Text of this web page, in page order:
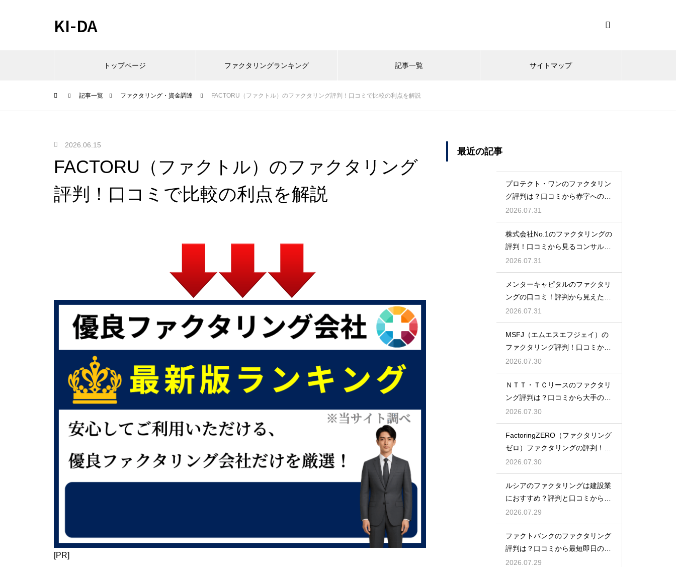
KI-DA
トップページ ファクタリングランキング 記事一覧 サイトマップ
記事一覧 ファクタリング・資金調達 FACTORU（ファクトル）のファクタリング評判！口コミで比較の利点を解説
2026.06.15
FACTORU（ファクトル）のファクタリング
評判！口コミで比較の利点を解説
[PR]
最近の記事
プロテクト・ワンのファクタリン
グ評判は？口コミから赤字への対
応力を調査
2026.07.31
株式会社No.1のファクタリングの
評判！口コミから見るコンサル力
とは
2026.07.31
メンターキャピタルのファクタリ
ングの口コミ！評判から見えた利
用者の本音
2026.07.31
MSFJ（エムエスエフジェイ）の
ファクタリング評判！口コミから
探る利点
2026.07.30
ＮＴＴ・ＴＣリースのファクタリ
ング評判は？口コミから大手の安
心感を検証
2026.07.30
FactoringZERO（ファクタリング
ゼロ）ファクタリングの評判！口
コミは？
2026.07.30
ルシアのファクタリングは建設業
におすすめ？評判と口コミから専
門性を確認
2026.07.29
ファクトバンクのファクタリング
評判は？口コミから最短即日の入
金を検証
2026.07.29